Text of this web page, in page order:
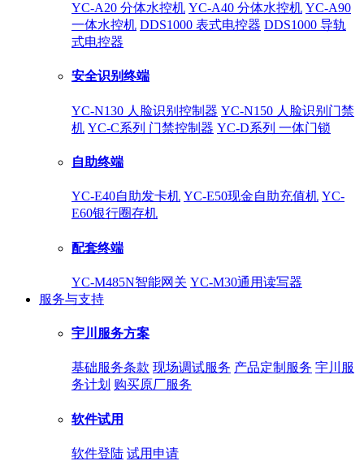
YC-A20 分体水控机 YC-A40 分体水控机 YC-A90
一体水控机 DDS1000 表式电控器 DDS1000 导轨
式电控器
安全识别终端
YC-N130 人脸识别控制器 YC-N150 人脸识别门禁
机 YC-C系列 门禁控制器 YC-D系列 一体门锁
自助终端
YC-E40自助发卡机 YC-E50现金自助充值机 YC-
E60银行圈存机
配套终端
YC-M485N智能网关 YC-M30通用读写器
服务与支持
宇川服务方案
基础服务条款 现场调试服务 产品定制服务 宇川服
务计划 购买原厂服务
软件试用
软件登陆 试用申请